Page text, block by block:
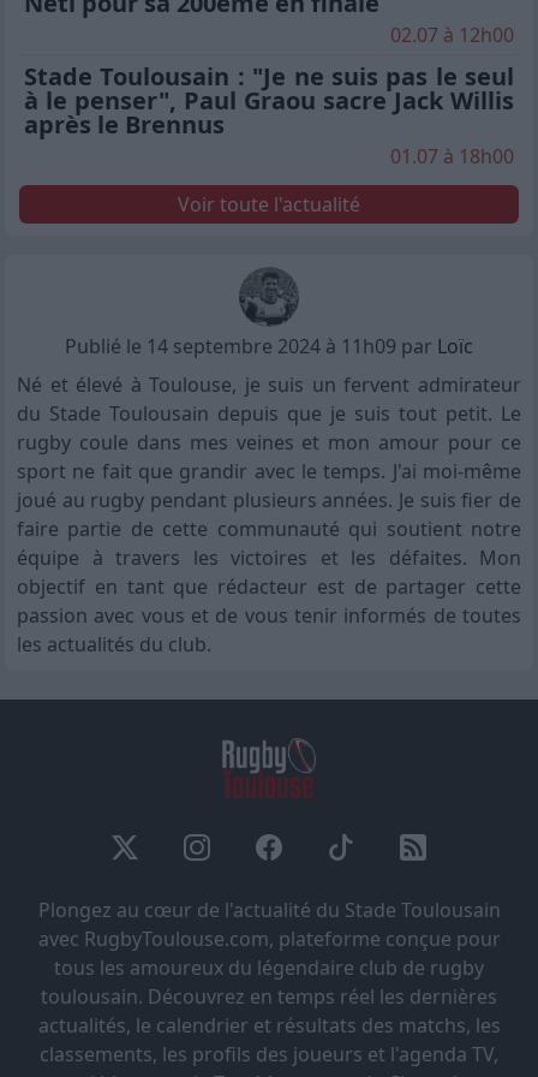
02.07 à 12h00
Stade Toulousain : "Je ne suis pas le seul
à le penser", Paul Graou sacre Jack Willis
après le Brennus
01.07 à 18h00
Voir toute l'actualité
Publié le 14 septembre 2024 à 11h09 par Loïc
Né et élevé à Toulouse, je suis un fervent admirateur
du Stade Toulousain depuis que je suis tout petit. Le
rugby coule dans mes veines et mon amour pour ce
sport ne fait que grandir avec le temps. J'ai moi-même
joué au rugby pendant plusieurs années. Je suis fier de
faire partie de cette communauté qui soutient notre
équipe à travers les victoires et les défaites. Mon
objectif en tant que rédacteur est de partager cette
passion avec vous et de vous tenir informés de toutes
les actualités du club.
Plongez au cœur de l'actualité du Stade Toulousain
avec RugbyToulouse.com, plateforme conçue pour
tous les amoureux du légendaire club de rugby
toulousain. Découvrez en temps réel les dernières
actualités, le calendrier et résultats des matchs, les
classements, les profils des joueurs et l'agenda TV,